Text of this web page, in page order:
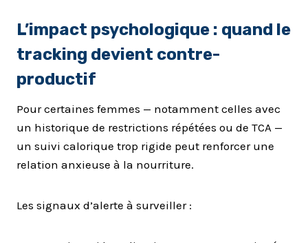
L’impact psychologique : quand le
tracking devient contre-
productif
Pour certaines femmes — notamment celles avec
un historique de restrictions répétées ou de TCA —
un suivi calorique trop rigide peut renforcer une
relation anxieuse à la nourriture.
Les signaux d’alerte à surveiller :